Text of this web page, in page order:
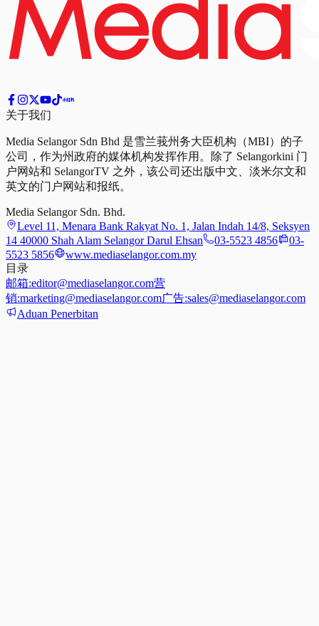
关于我们
Media Selangor Sdn Bhd 是雪兰莪州务大臣机构（MBI）的子
公司，作为州政府的媒体机构发挥作用。除了 Selangorkini 门
户网站和 SelangorTV 之外，该公司还出版中文、淡米尔文和
英文的门户网站和报纸。
Media Selangor Sdn. Bhd.
Level 11, Menara Bank Rakyat No. 1, Jalan Indah 14/8, Seksyen
14 40000 Shah Alam Selangor Darul Ehsan
03-5523 4856
03-
5523 5856
www.mediaselangor.com.my
目录
邮箱:editor@mediaselangor.com营
销:marketing@mediaselangor.com广告:sales@mediaselangor.com
Aduan Penerbitan